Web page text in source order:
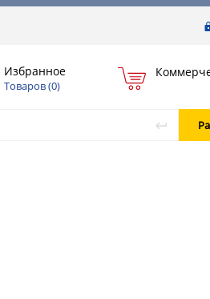
Избранное
Товаров (0)